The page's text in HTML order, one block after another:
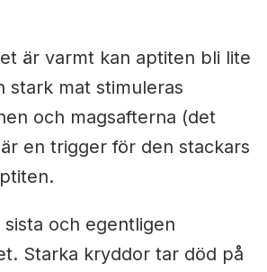
är varmt kan aptiten bli lite
stark mat stimuleras
och magsafterna (det
en trigger för den stackars
och egentligen
Starka kryddor tar död på